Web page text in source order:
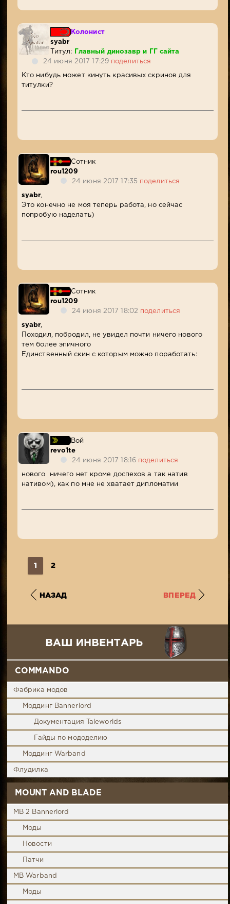
Колонист
syabr
Титул:
Главный динозавр и ГГ сайта
24 июня 2017 17:29 поделиться
Кто нибудь может кинуть красивых скринов для
титулки?
Сотник
rou1209
24 июня 2017 17:35 поделиться
syabr
Это конечно не моя теперь работа, но сейчас
попробую наделать)
Сотник
rou1209
24 июня 2017 18:02 поделиться
syabr
Походил, побродил, не увидел почти ничего нового
тем более эпичного
Единственный скин с которым можно поработать:
Вой
revo1te
24 июня 2017 18:16 поделиться
нового ничего нет кроме доспехов а так натив
нативом), как по мне не хватает дипломатии
1 2
НАЗАД ВПЕРЕД
COMMANDO
Фабрика модов
Моддинг Bannerlord
Документация Taleworlds
Гайды по мододелию
Моддинг Warband
Флудилка
MOUNT AND BLADE
MB 2 Bannerlord
Моды
Новости
Патчи
MB Warband
Моды